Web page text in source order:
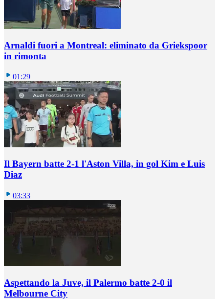
Arnaldi fuori a Montreal: eliminato da Griekspoor
in rimonta
01:29
Il Bayern batte 2-1 l'Aston Villa, in gol Kim e Luis
Diaz
03:33
Aspettando la Juve, il Palermo batte 2-0 il
Melbourne City